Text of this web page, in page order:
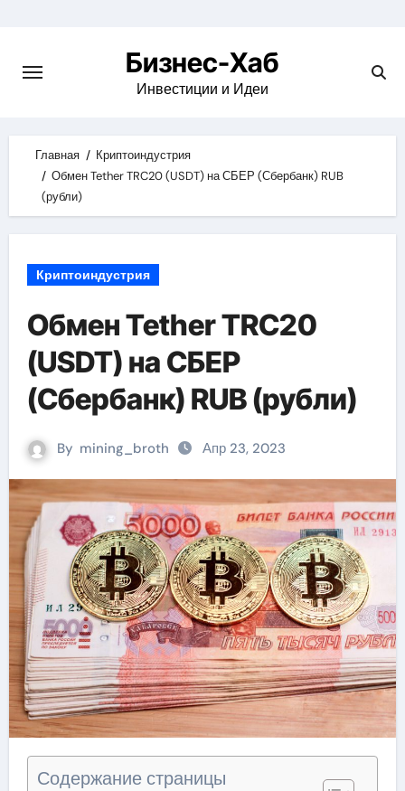
content
Бизнес-Хаб
Инвестиции и Идеи
Главная
Криптоиндустрия
Обмен Tether TRC20 (USDT) на СБЕР (Сбербанк) RUB
(рубли)
Криптоиндустрия
Обмен Tether TRC20
(USDT) на СБЕР
(Сбербанк) RUB (рубли)
By mining_broth Апр 23, 2023
Содержание страницы